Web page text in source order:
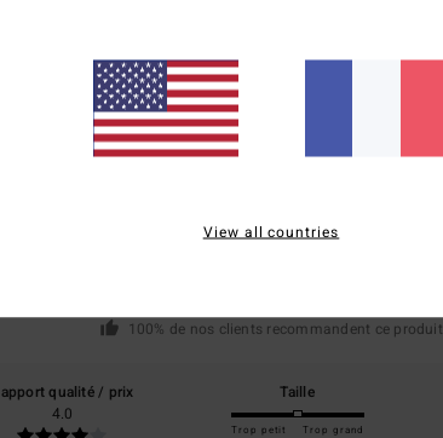
Note moyenne
5.0/5
100% de nos clients recommandent ce produit
qualité / prix
4.0
Taille
Trop petit Trop grand
View all countries